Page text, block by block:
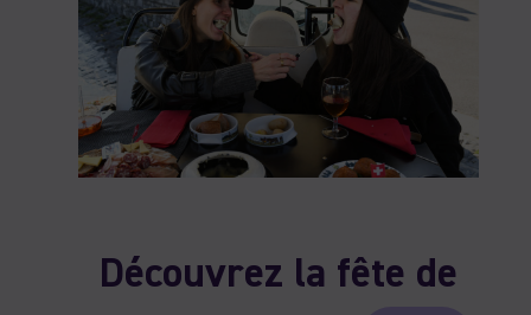
Découvrez la fête de